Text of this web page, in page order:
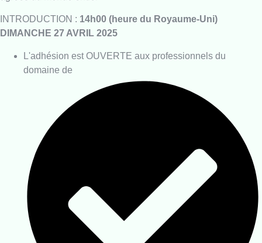
INTRODUCTION : 14h00 (heure du Royaume-Uni)
DIMANCHE 27 AVRIL 2025
L'adhésion est OUVERTE aux professionnels du
domaine de